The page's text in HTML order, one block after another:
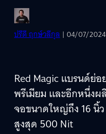
ปรีดี ฤกษ์วลีกุล | 04/07/2024
Red Magic แบรนด์ย่
พรีเมียม และอีกหนึ่ง
จอขนาดใหญ่ถึง 16 นิ้ว
สูงสุด 500 Nit